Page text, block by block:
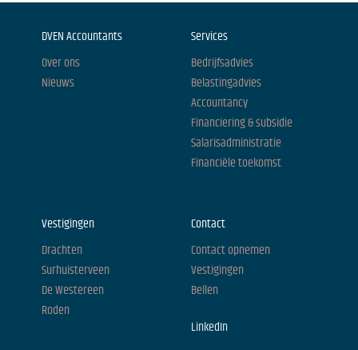
DVEN Accountants
Over ons
Nieuws
Services
Bedrijfsadvies
Belastingadvies
Accountancy
Financiering & subsidie
Salarisadministratie
Financiële toekomst
Vestigingen
Drachten
Surhuisterveen
De Westereen
Roden
Contact
Contact opnemen
Vestigingen
Bellen
LinkedIn